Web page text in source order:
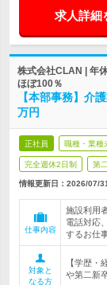
求人詳細
株式会社CLAN | 年
ほぼ100％
【本部事務】介
万円
正社員 職種・業種
完全週休2日制 第
情報更新日：2026/07/31
仕事内容
施設利用
電話対応
するお仕
対象と
なる方
【学歴・
や第二新